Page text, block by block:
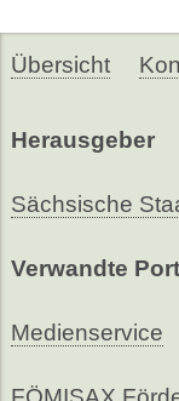
Übersicht
Herausgeber
Sächsische
Verwandte
Medienservice